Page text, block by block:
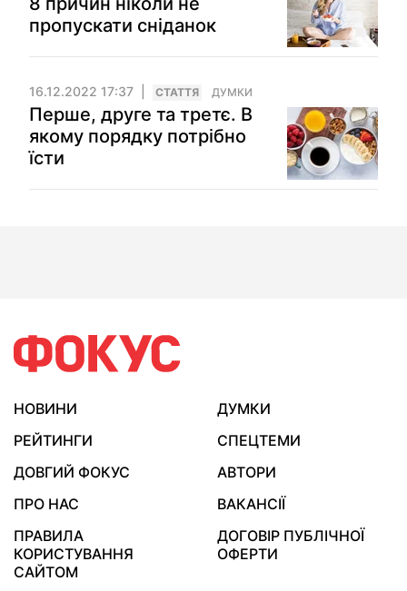
пропускати сніданок
16.12.2022 17:37 СТАТТЯ ДУМКИ
Перше, друге та третє. В
якому порядку потрібно
їсти
НОВИНИ
ДУМКИ
РЕЙТИНГИ
СПЕЦТЕМИ
ДОВГИЙ ФОКУС
АВТОРИ
ПРО НАС
ВАКАНСІЇ
ПРАВИЛА
КОРИСТУВАННЯ
САЙТОМ
ДОГОВІР ПУБЛІЧНОЇ
ОФЕРТИ